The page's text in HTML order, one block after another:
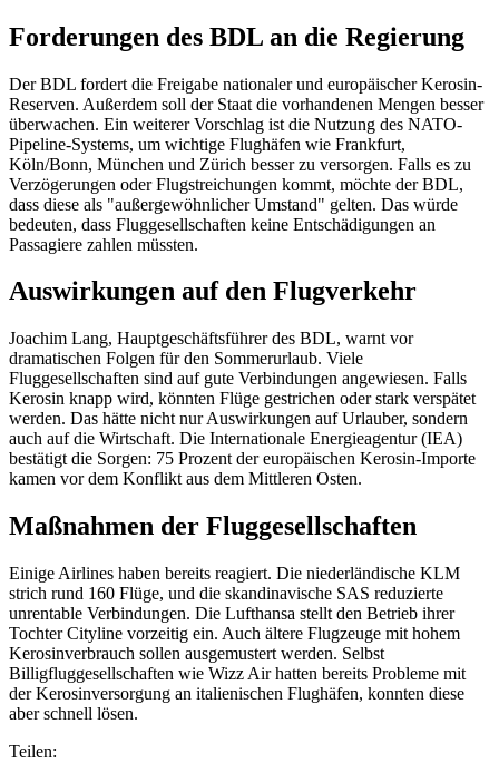
Forderungen des BDL an die Regierung
Der BDL fordert die Freigabe nationaler und europäischer Kerosin-
Reserven. Außerdem soll der Staat die vorhandenen Mengen besser
überwachen. Ein weiterer Vorschlag ist die Nutzung des NATO-
Pipeline-Systems, um wichtige Flughäfen wie Frankfurt,
Köln/Bonn, München und Zürich besser zu versorgen. Falls es zu
Verzögerungen oder Flugstreichungen kommt, möchte der BDL,
dass diese als "außergewöhnlicher Umstand" gelten. Das würde
bedeuten, dass Fluggesellschaften keine Entschädigungen an
Passagiere zahlen müssten.
Auswirkungen auf den Flugverkehr
Joachim Lang, Hauptgeschäftsführer des BDL, warnt vor
dramatischen Folgen für den Sommerurlaub. Viele
Fluggesellschaften sind auf gute Verbindungen angewiesen. Falls
Kerosin knapp wird, könnten Flüge gestrichen oder stark verspätet
werden. Das hätte nicht nur Auswirkungen auf Urlauber, sondern
auch auf die Wirtschaft. Die Internationale Energieagentur (IEA)
bestätigt die Sorgen: 75 Prozent der europäischen Kerosin-Importe
kamen vor dem Konflikt aus dem Mittleren Osten.
Maßnahmen der Fluggesellschaften
Einige Airlines haben bereits reagiert. Die niederländische KLM
strich rund 160 Flüge, und die skandinavische SAS reduzierte
unrentable Verbindungen. Die Lufthansa stellt den Betrieb ihrer
Tochter Cityline vorzeitig ein. Auch ältere Flugzeuge mit hohem
Kerosinverbrauch sollen ausgemustert werden. Selbst
Billigfluggesellschaften wie Wizz Air hatten bereits Probleme mit
der Kerosinversorgung an italienischen Flughäfen, konnten diese
aber schnell lösen.
Teilen: